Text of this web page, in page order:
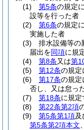
(1)
第5条の規定
設等を行った者
(2)
第6条の規定
実施した者
(3)
排水設備等の
届出を同項に規
(4)
第8条又は第
(5)
第12条の規定
(6)
第17条の規定
否し、又は怠っ
(7)
第18条に規
(8)
第22条第2項
(9)
第5条第1項及
第5条第2項本文